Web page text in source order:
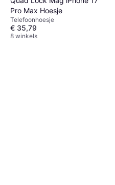
Pro Max Hoesje
Telefoonhoesje
€ 35,79
8 winkels